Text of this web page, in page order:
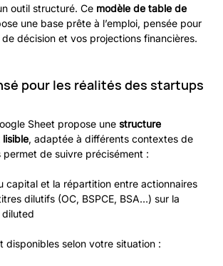
outil structuré. Ce modèle de table de
une base prête à l’emploi, pensée pour
décision et vos projections financières.
pour les réalités des startups
Sheet propose une structure
lisible, adaptée à différents contextes de
permet de suivre précisément :
capital et la répartition entre actionnaires
dilutifs (OC, BSPCE, BSA…) sur la
disponibles selon votre situation :